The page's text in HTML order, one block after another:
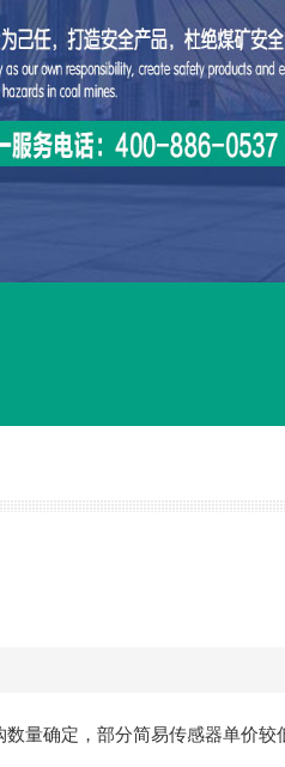
量确定，部分简易传感器单价较